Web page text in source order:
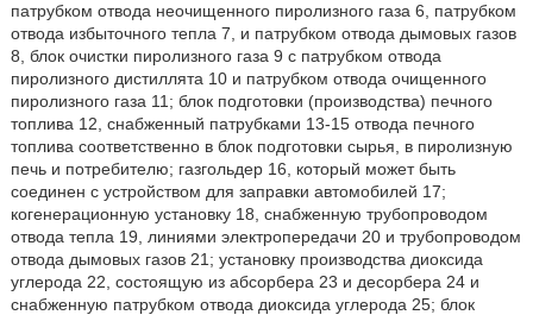
патрубком отвода неочищенного пиролизного газа 6, патрубком
отвода избыточного тепла 7, и патрубком отвода дымовых газов
8, блок очистки пиролизного газа 9 с патрубком отвода
пиролизного дистиллята 10 и патрубком отвода очищенного
пиролизного газа 11; блок подготовки (производства) печного
топлива 12, снабженный патрубками 13-15 отвода печного
топлива соответственно в блок подготовки сырья, в пиролизную
печь и потребителю; газгольдер 16, который может быть
соединен с устройством для заправки автомобилей 17;
когенерационную установку 18, снабженную трубопроводом
отвода тепла 19, линиями электропередачи 20 и трубопроводом
отвода дымовых газов 21; установку производства диоксида
углерода 22, состоящую из абсорбера 23 и десорбера 24 и
снабженную патрубком отвода диоксида углерода 25; блок